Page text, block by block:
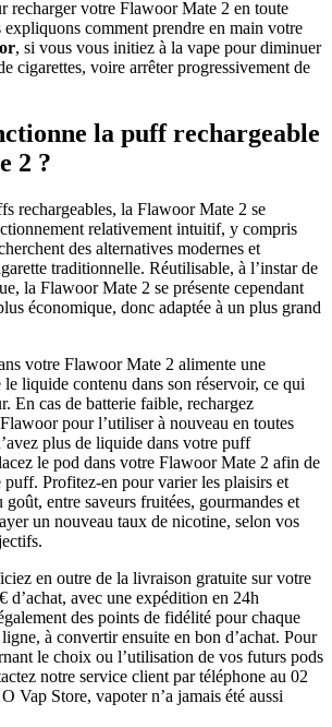
recharger votre Flawoor Mate 2 en toute
comment prendre en main votre
, si vous vous initiez à la vape pour diminuer
cigarettes, voire arrêter progressivement de
la puff rechargeable
2 ?
rechargeables, la Flawoor Mate 2 se
relativement intuitif, y compris
des alternatives modernes et
traditionnelle. Réutilisable, à l’instar de
la Flawoor Mate 2 se présente cependant
économique, donc adaptée à un plus grand
votre Flawoor Mate 2 alimente une
liquide contenu dans son réservoir, ce qui
En cas de batterie faible, rechargez
pour l’utiliser à nouveau en toutes
plus de liquide dans votre puff
le pod dans votre Flawoor Mate 2 afin de
puff. Profitez-en pour varier les plaisirs et
entre saveurs fruitées, gourmandes et
un nouveau taux de nicotine, selon vos
en outre de la livraison gratuite sur votre
d’achat, avec une expédition en 24h
des points de fidélité pour chaque
à convertir ensuite en bon d’achat. Pour
le choix ou l’utilisation de vos futurs pods
notre service client par téléphone au 02
Vap Store, vapoter n’a jamais été aussi